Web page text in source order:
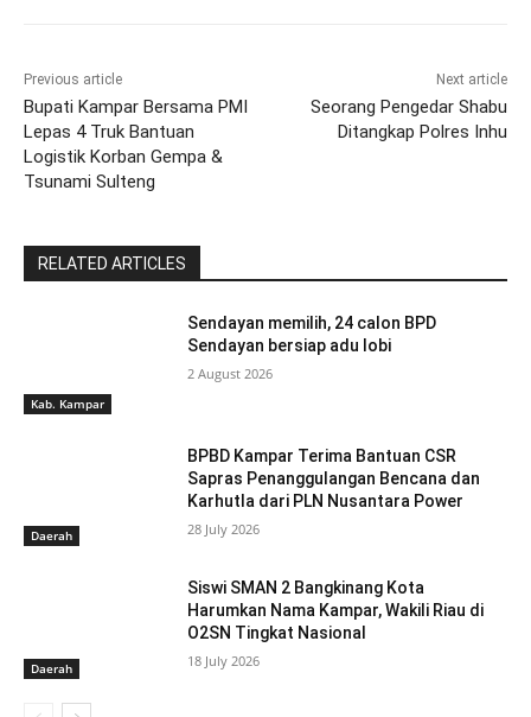
Previous article
Bupati Kampar Bersama PMI
Lepas 4 Truk Bantuan
Logistik Korban Gempa &
Tsunami Sulteng
Next article
Seorang Pengedar Shabu
Ditangkap Polres Inhu
RELATED ARTICLES
Kab. Kampar
Sendayan memilih, 24 calon BPD
Sendayan bersiap adu lobi
2 August 2026
Daerah
BPBD Kampar Terima Bantuan CSR
Sapras Penanggulangan Bencana dan
Karhutla dari PLN Nusantara Power
28 July 2026
Daerah
Siswi SMAN 2 Bangkinang Kota
Harumkan Nama Kampar, Wakili Riau di
O2SN Tingkat Nasional
18 July 2026